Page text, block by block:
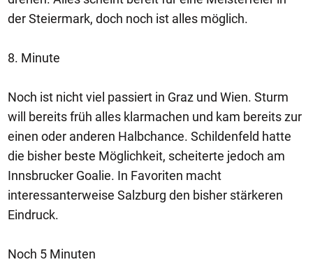
der Steiermark, doch noch ist alles möglich.
8. Minute
Noch ist nicht viel passiert in Graz und Wien. Sturm
will bereits früh alles klarmachen und kam bereits zur
einen oder anderen Halbchance. Schildenfeld hatte
die bisher beste Möglichkeit, scheiterte jedoch am
Innsbrucker Goalie. In Favoriten macht
interessanterweise Salzburg den bisher stärkeren
Eindruck.
Noch 5 Minuten